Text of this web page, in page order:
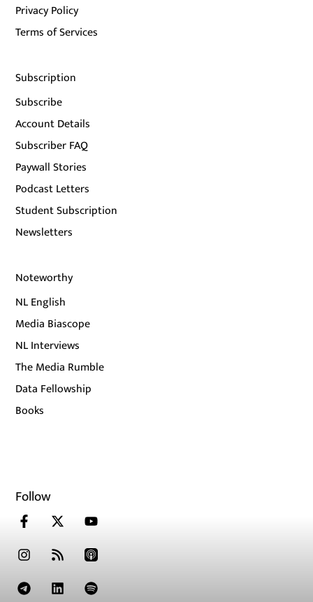
Privacy Policy
Terms of Services
Subscription
Subscribe
Account Details
Subscriber FAQ
Paywall Stories
Podcast Letters
Student Subscription
Newsletters
Noteworthy
NL English
Media Biascope
NL Interviews
The Media Rumble
Data Fellowship
Books
Follow